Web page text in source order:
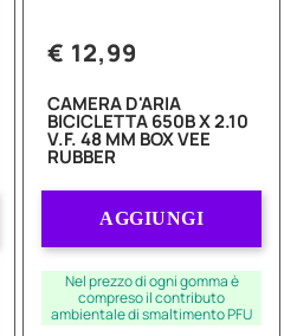
€ 12,99
CAMERA D'ARIA
BICICLETTA 650B X 2.10
V.F. 48 MM BOX VEE
RUBBER
AGGIUNGI
Nel prezzo di ogni gomma è
compreso il contributo
ambientale di smaltimento PFU